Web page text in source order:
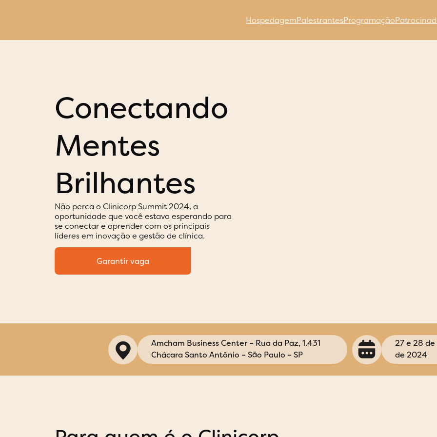
HospedagemPalestrantesProgramação
Conectando
Mentes
Brilhantes
Não perca o Clinicorp Summit 2024, a
oportunidade que você estava esperando para
se conectar e aprender com os principais
líderes em inovação e gestão de clínica.
Garantir vaga
Amcham Business Center – Rua da Paz, 1.431
Chácara Santo Antônio – São Paulo – SP
27 e 28
de 2024